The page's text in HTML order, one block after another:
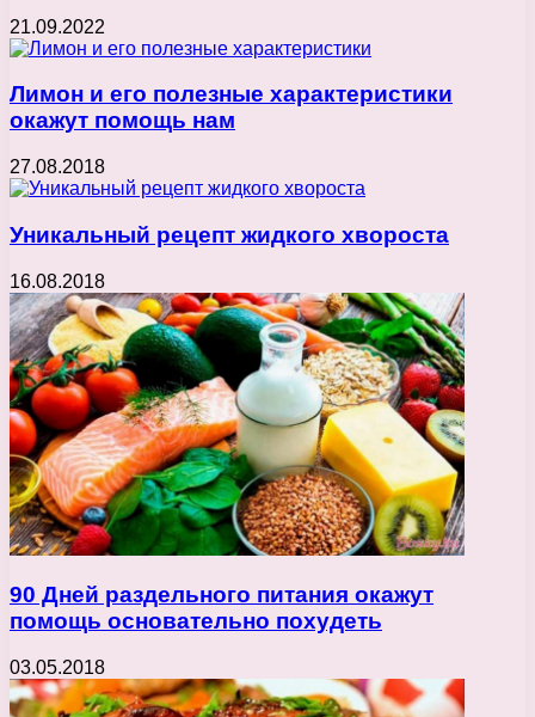
21.09.2022
Лимон и его полезные характеристики
окажут помощь нам
27.08.2018
Уникальный рецепт жидкого хвороста
16.08.2018
90 Дней раздельного питания окажут
помощь основательно похудеть
03.05.2018